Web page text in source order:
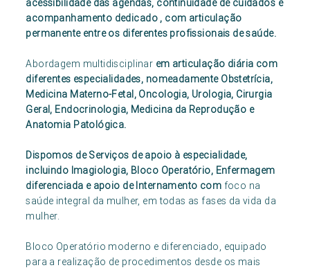
acessibilidade das agendas, continuidade de cuidados e
acompanhamento dedicado , com articulação
permanente entre os diferentes profissionais de saúde.
Abordagem multidisciplinar em articulação diária com
diferentes especialidades, nomeadamente Obstetrícia,
Medicina Materno-Fetal, Oncologia, Urologia, Cirurgia
Geral, Endocrinologia, Medicina da Reprodução e
Anatomia Patológica.
Dispomos de Serviços de apoio à especialidade,
incluindo Imagiologia, Bloco Operatório, Enfermagem
diferenciada e apoio de Internamento com foco na
saúde integral da mulher, em todas as fases da vida da
mulher.
Bloco Operatório moderno e diferenciado, equipado
para a realização de procedimentos desde os mais